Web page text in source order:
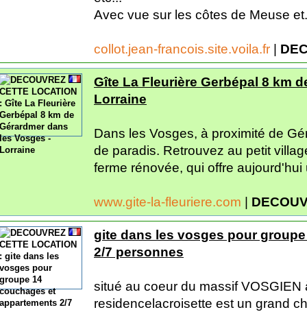
Avec vue sur les côtes de Meuse
collot.jean-francois.site.voila.fr |
Gîte La Fleurière Gerbépal 8 km
Lorraine
Dans les Vosges, à proximité de
de paradis. Retrouvez au petit
ferme rénovée, qui offre aujourd'hui
www.gite-la-fleuriere.com |
gite dans les vosges pour
2/7 personnes
situé au coeur du massif VOSGIEN
residencelacroisette est un grand